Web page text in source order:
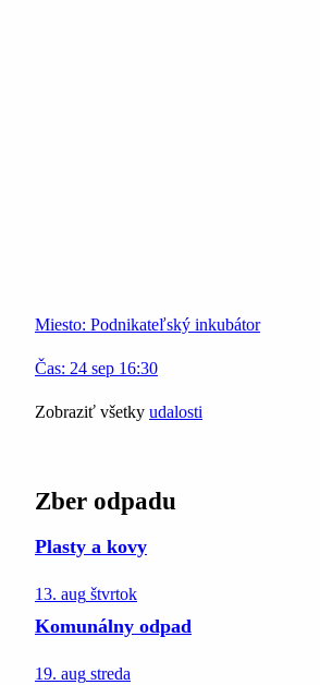
Miesto: Podnikateľský inkubátor
Čas: 24 sep 16:30
Zobraziť všetky udalosti
Zber odpadu
Plasty a kovy
13. aug štvrtok
Komunálny odpad
19. aug streda